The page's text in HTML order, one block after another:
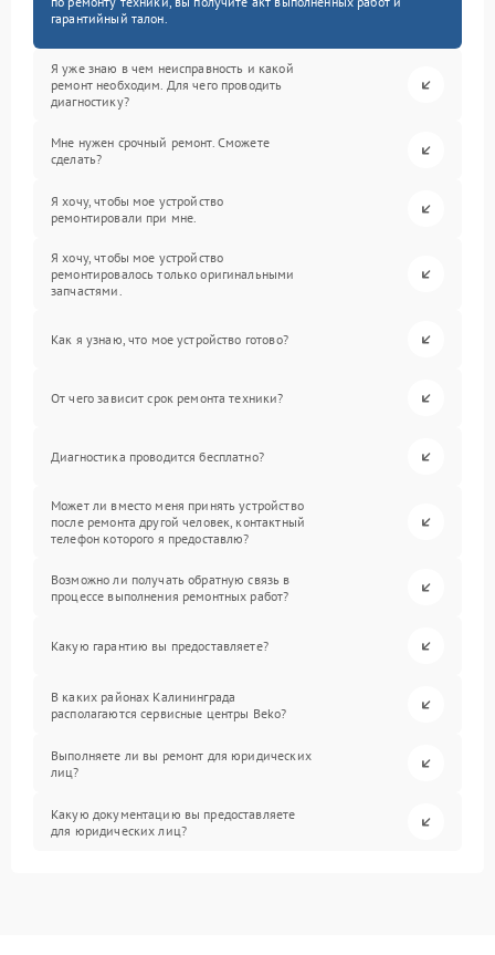
гарантийный талон.
Я уже знаю в чем неисправность и какой
ремонт необходим. Для чего проводить
диагностику?
Мне нужен срочный ремонт. Сможете
сделать?
Я хочу, чтобы мое устройство
ремонтировали при мне.
Я хочу, чтобы мое устройство
ремонтировалось только оригинальными
запчастями.
Как я узнаю, что мое устройство готово?
От чего зависит срок ремонта техники?
Диагностика проводится бесплатно?
Может ли вместо меня принять устройство
после ремонта другой человек, контактный
телефон которого я предоставлю?
Возможно ли получать обратную связь в
процессе выполнения ремонтных работ?
Какую гарантию вы предоставляете?
В каких районах Калининграда
располагаются сервисные центры Beko?
Выполняете ли вы ремонт для юридических
лиц?
Какую документацию вы предоставляете
для юридических лиц?